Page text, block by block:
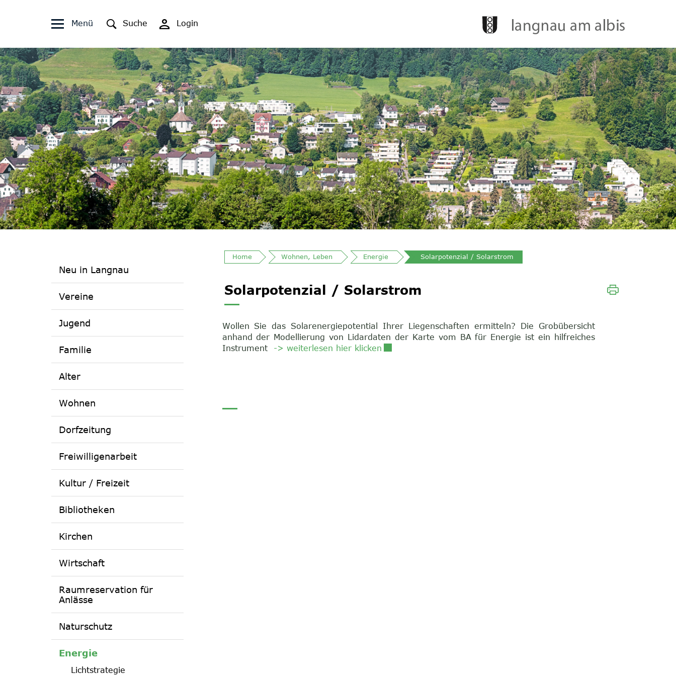
Menü Suche Login
Neu in Langnau
Vereine
Jugend
Familie
Alter
Wohnen
Dorfzeitung
Freiwilligenarbeit
Kultur / Freizeit
Bibliotheken
Kirchen
Wirtschaft
Raumreservation für
Anlässe
Naturschutz
Energie
Lichtstrategie
Home Wohnen, Leben Energie Solarpotenzial / Solarstrom(ausgewählt)
Inhalt
Solarpotenzial / Solarstrom
Wollen Sie das Solarenergiepotential Ihrer Liegenschaften ermitteln? Die Grobübersicht
anhand der Modellierung von Lidardaten der Karte vom BA für Energie ist ein hilfreiches
Instrument -> weiterlesen hier klickenExterner Link wird in einem neuen Fenster geöffnet.